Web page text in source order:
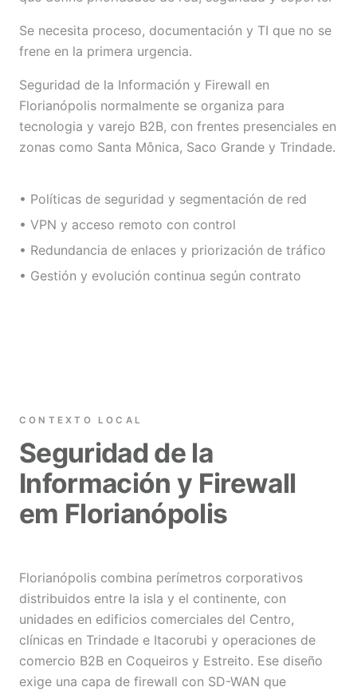
Se necesita proceso, documentación y TI que no se
frene en la primera urgencia.
Seguridad de la Información y Firewall en
Florianópolis normalmente se organiza para
tecnologia y varejo B2B, con frentes presenciales en
zonas como Santa Mônica, Saco Grande y Trindade.
• Políticas de seguridad y segmentación de red
• VPN y acceso remoto con control
• Redundancia de enlaces y priorización de tráfico
• Gestión y evolución continua según contrato
CONTEXTO LOCAL
Seguridad de la
Información y Firewall
em Florianópolis
Florianópolis combina perímetros corporativos
distribuidos entre la isla y el continente, con
unidades en edificios comerciales del Centro,
clínicas en Trindade e Itacorubi y operaciones de
comercio B2B en Coqueiros y Estreito. Ese diseño
exige una capa de firewall con SD-WAN que